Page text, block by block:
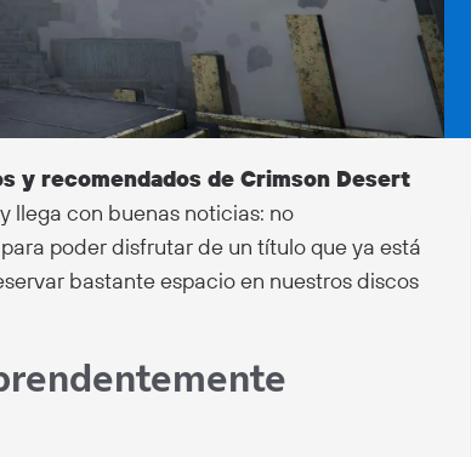
y recomendados de Crimson Desert
llega con buenas noticias: no
poder disfrutar de un título que ya está
bastante espacio en nuestros discos